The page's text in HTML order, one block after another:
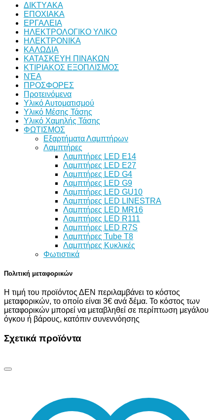
ΔΙKTΥAKA
ΕΠΟΧΙΑΚΑ
ΕΡΓΑΛΕΙΑ
ΗΛΕΚΤΡΟΛΟΓΙΚΟ ΥΛΙΚΟ
ΗΛΕΚΤΡΟΝΙΚΑ
ΚΑΛΩΔΙΑ
ΚΑΤΑΣΚΕΥΗ ΠΙΝΑΚΩΝ
ΚΤΙΡΙΑΚΟΣ ΕΞΟΠΛΙΣΜΟΣ
ΝΈΑ
ΠΡΟΣΦΟΡΕΣ
Προτεινόμενα
Υλικό Αυτοματισμού
Υλικό Μέσης Τάσης
Υλικό Χαμηλής Τάσης
ΦΩΤΙΣΜΟΣ
Εξαρτήματα Λαμπτήρων
Λαμπτήρες
Λαμπτήρες LED E14
Λαμπτήρες LED E27
Λαμπτήρες LED G4
Λαμπτήρες LED G9
Λαμπτήρες LED GU10
Λαμπτήρες LED LINESTRA
Λαμπτήρες LED MR16
Λαμπτήρες LED R111
Λαμπτήρες LED R7S
Λαμπτήρες Tube T8
Λαμπτήρες Κυκλικές
Φωτιστικά
Πολιτική μεταφορικών
Η τιμή του προϊόντος ΔΕΝ περιλαμβάνει το κόστος
μεταφορικών, το οποίο είναι 3€ ανά δέμα. Το κόστος των
μεταφορικών μπορεί να μεταβληθεί σε περίπτωση μεγάλου
όγκου ή βάρους, κατόπιν συνεννόησης
Σχετικά προϊόντα